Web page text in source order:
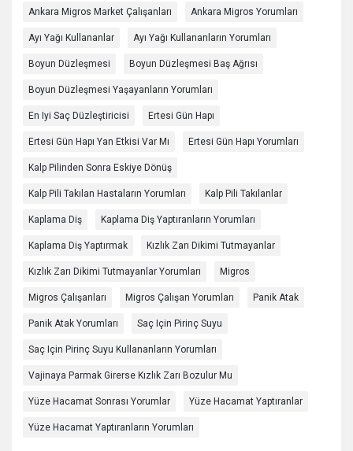
Ankara Migros Market Çalışanları Ankara Migros Yorumları
Ayı Yağı Kullananlar Ayı Yağı Kullananların Yorumları
Boyun Düzleşmesi Boyun Düzleşmesi Baş Ağrısı
Boyun Düzleşmesi Yaşayanların Yorumları
En Iyi Saç Düzleştiricisi Ertesi Gün Hapı
Ertesi Gün Hapı Yan Etkisi Var Mı Ertesi Gün Hapı Yorumları
Kalp Pilinden Sonra Eskiye Dönüş
Kalp Pili Takılan Hastaların Yorumları Kalp Pili Takılanlar
Kaplama Diş Kaplama Diş Yaptıranların Yorumları
Kaplama Diş Yaptırmak Kızlık Zarı Dikimi Tutmayanlar
Kızlık Zarı Dikimi Tutmayanlar Yorumları Migros
Migros Çalışanları Migros Çalışan Yorumları Panik Atak
Panik Atak Yorumları Saç Için Pirinç Suyu
Saç Için Pirinç Suyu Kullananların Yorumları
Vajinaya Parmak Girerse Kızlık Zarı Bozulur Mu
Yüze Hacamat Sonrası Yorumlar Yüze Hacamat Yaptıranlar
Yüze Hacamat Yaptıranların Yorumları